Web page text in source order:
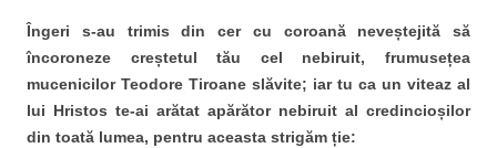
Îngeri s-au trimis din cer cu coroană neveștejită să
încoroneze creștetul tău cel nebiruit, frumusețea
mucenicilor Teodore Tiroane slăvite; iar tu ca un viteaz al
lui Hristos te-ai arătat apărător nebiruit al credincioșilor
din toată lumea, pentru aceasta strigăm ție: